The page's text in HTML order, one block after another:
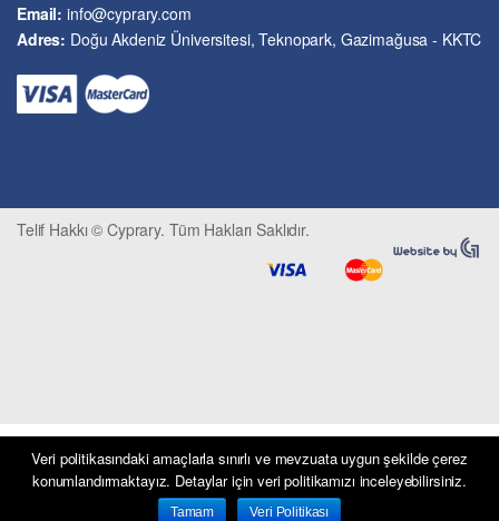
Kriminoloji ve Güvenlik
Kütüphane-Arşiv-Müze
Matematik ve İstatistik
Psikoloji-Psikiyatri
Sivil Savunma ve Afet Yönetimi
Tıp ve Sağlık
Ulaşım ve Haberleşme
Email:info@cyprary.com
Adres: Doğu Akdeniz Üniversitesi, Teknopark, Gazimağusa - KKTC
Telif Hakkı © Cyprary. Tüm Hakları Saklıdır.
Veri politikasındaki amaçlarla sınırlı ve mevzuata uygun şekilde çerez
konumlandırmaktayız. Detaylar için veri politikamızı inceleyebilirsiniz.
Tamam Veri Politikası